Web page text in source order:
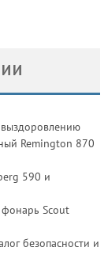
Remington 870
590 и
фонарь Scout
безопасности и